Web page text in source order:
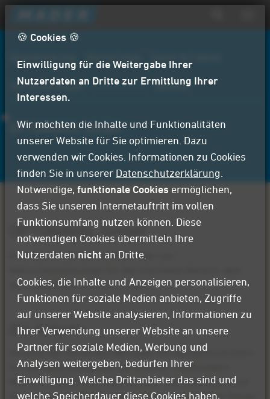
D
m
a
Suchformular
Zertifizierungen Referenzen Aktuell
OPTONAVAL GmbH
OPTONAVAL GmbH
Branche: Entwickler und Hersteller von
auch landbasierte Anwendungen.
Die Aufgabe
Als einer der führenden Hersteller von Navigationslichtern
für Helikopterlandeplätze auf Schiffen, insbesondere
Marine-Einheiten und Mega-Yachten, verbindet Optonaval
stets modernste Technologien mit anspruchsvollem Design.
🍪 Cookies 🍪
Einwilligung für die Weitergabe Ihrer
Nutzerdaten an Dritte zur Ermittlung Ihrer
Interessen.
Wir möchten die Inhalte und Funktionalitäten
unserer Website für Sie optimieren. Dazu
verwenden wir Cookies. Informationen zu Cookies
finden Sie in unserer Datenschutzerklärung
Notwendige, funktionale Cookies ermöglichen,
dass Sie unseren Internetauftritt im vollen
Funktionsumfang nutzen können. Diese
notwendigen Cookies übermitteln Ihre
Nutzerdaten nicht an Dritte.
Cookies, die Inhalte und Anzeigen personalisieren,
Funktionen für soziale Medien anbieten, Zugriffe
auf unserer Website analysieren, Informationen zu
Ihrer Verwendung unserer Website an unsere
Partner für soziale Medien, Werbung und
Analysen weitergeben, bedürfen Ihrer
Einwilligung. Welche Drittanbieter das sind und
welche Speicherdauer diese Cookies haben,